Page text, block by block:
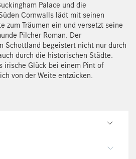
Palace und die
Cornwalls lädt mit seinen
zum Träumen ein und versetzt seine
Pilcher Roman. Der
Schottland begeistert nicht nur durch
durch die historischen Städte.
irische Glück bei einem Pint of
von der Weite entzücken.